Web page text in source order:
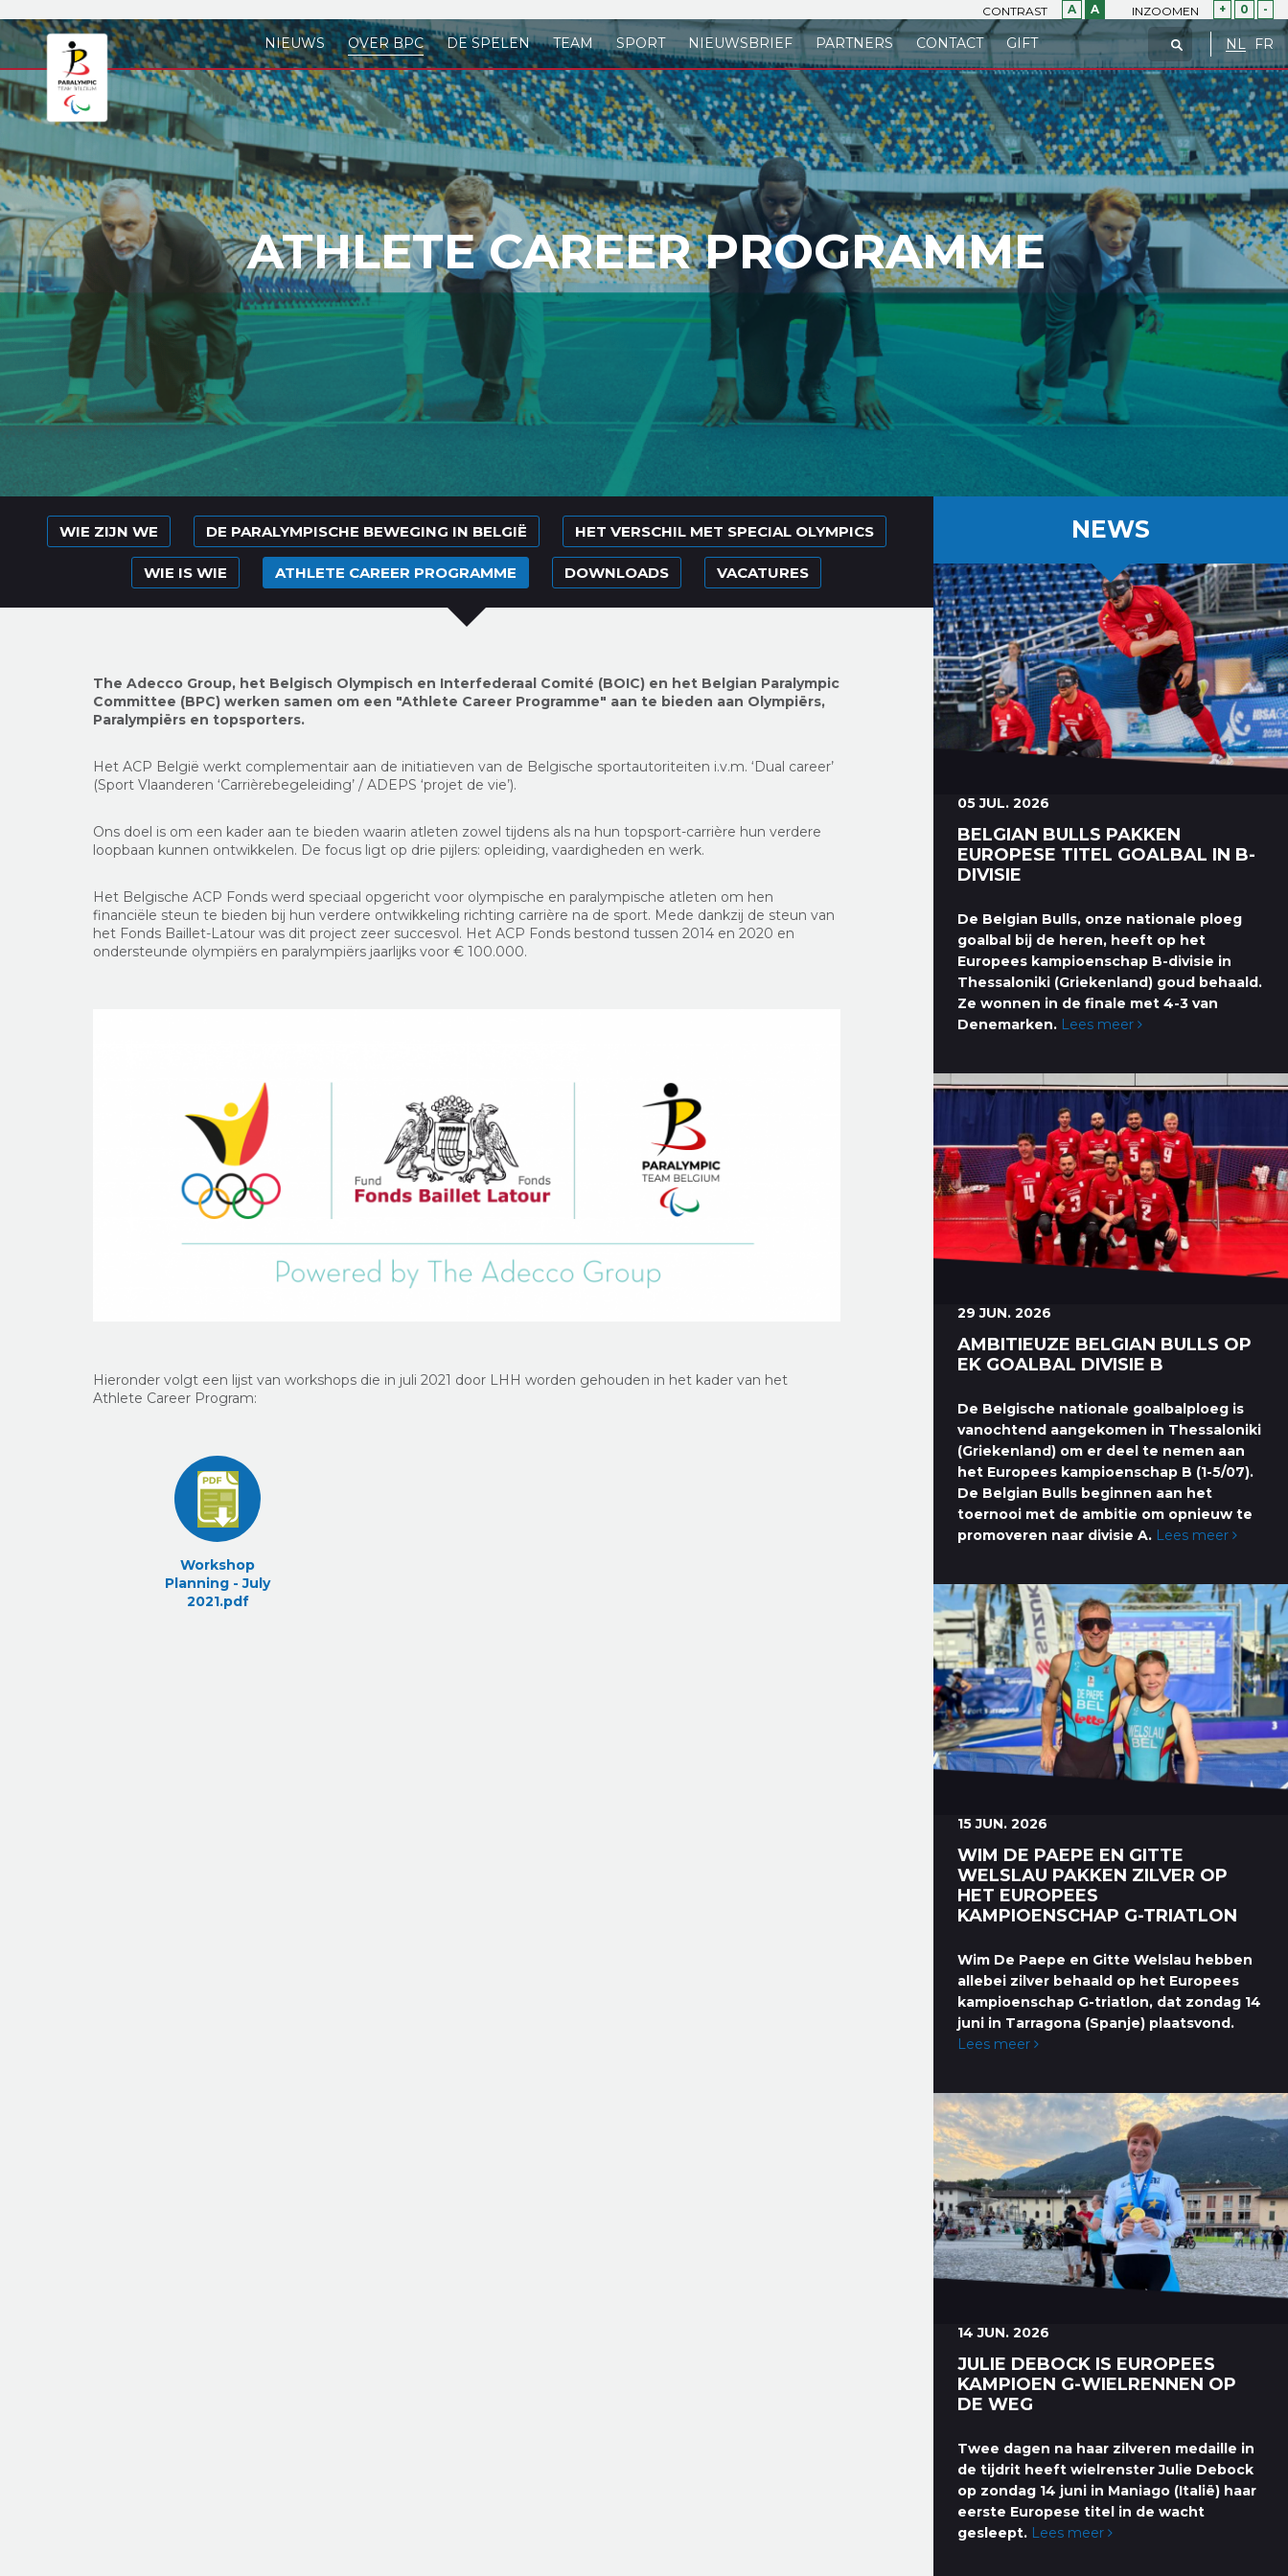
CONTRAST A A INZOOMEN + 0 -
NL FR
NIEUWS OVER BPC DE SPELEN TEAM SPORT NIEUWSBRIEF PARTNERS CONTACT GIFT
ATHLETE CAREER PROGRAMME
WIE ZIJN WE DE PARALYMPISCHE BEWEGING IN BELGIË HET VERSCHIL MET SPECIAL OLYMPICS
WIE IS WIE ATHLETE CAREER PROGRAMME DOWNLOADS VACATURES
The Adecco Group, het Belgisch Olympisch en Interfederaal Comité (BOIC) en het Belgian Paralympic
Committee (BPC)werken samen om een "Athlete Career Programme" aan te bieden aan Olympiërs,
Paralympiërs en topsporters.
Het ACP België werkt complementair aan de initiatieven van de Belgische sportautoriteiten i.v.m. ‘Dual career’
(Sport Vlaanderen ‘Carrièrebegeleiding’ / ADEPS ‘projet de vie’).
Ons doel is om een kader aan te bieden waarin atleten zowel tijdens als na hun topsport-carrière hun verdere
loopbaan kunnen ontwikkelen. De focus ligt op drie pijlers: opleiding, vaardigheden en werk.
Het Belgische ACP Fonds werd speciaal opgericht voor olympische en paralympische atleten om hen
financiële steun te bieden bij hun verdere ontwikkeling richting carrière na de sport. Mede dankzij de steun van
het Fonds Baillet-Latour was dit project zeer succesvol. Het ACP Fonds bestond tussen 2014 en 2020 en
ondersteunde olympiërs en paralympiërs jaarlijks voor € 100.000.
Hieronder volgt een lijst van workshops die in juli 2021 door LHH worden gehouden in het kader van het
Athlete Career Program:
Workshop
Planning - July
2021.pdf
NEWS
05 JUL. 2026
BELGIAN BULLS PAKKEN
EUROPESE TITEL GOALBAL IN B-
DIVISIE
De Belgian Bulls, onze nationale ploeg
goalbal bij de heren, heeft op het
Europees kampioenschap B-divisie in
Thessaloniki (Griekenland) goud behaald.
Ze wonnen in de finale met 4-3 van
Denemarken. Lees meer
29 JUN. 2026
AMBITIEUZE BELGIAN BULLS OP
EK GOALBAL DIVISIE B
De Belgische nationale goalbalploeg is
vanochtend aangekomen in Thessaloniki
(Griekenland) om er deel te nemen aan
het Europees kampioenschap B (1-5/07).
De Belgian Bulls beginnen aan het
toernooi met de ambitie om opnieuw te
promoveren naar divisie A. Lees meer
15 JUN. 2026
WIM DE PAEPE EN GITTE
WELSLAU PAKKEN ZILVER OP
HET EUROPEES
KAMPIOENSCHAP G-TRIATLON
Wim De Paepe en Gitte Welslau hebben
allebei zilver behaald op het Europees
kampioenschap G-triatlon, dat zondag 14
juni in Tarragona (Spanje) plaatsvond.
Lees meer
14 JUN. 2026
JULIE DEBOCK IS EUROPEES
KAMPIOEN G-WIELRENNEN OP
DE WEG
Twee dagen na haar zilveren medaille in
de tijdrit heeft wielrenster Julie Debock
op zondag 14 juni in Maniago (Italië) haar
eerste Europese titel in de wacht
gesleept. Lees meer